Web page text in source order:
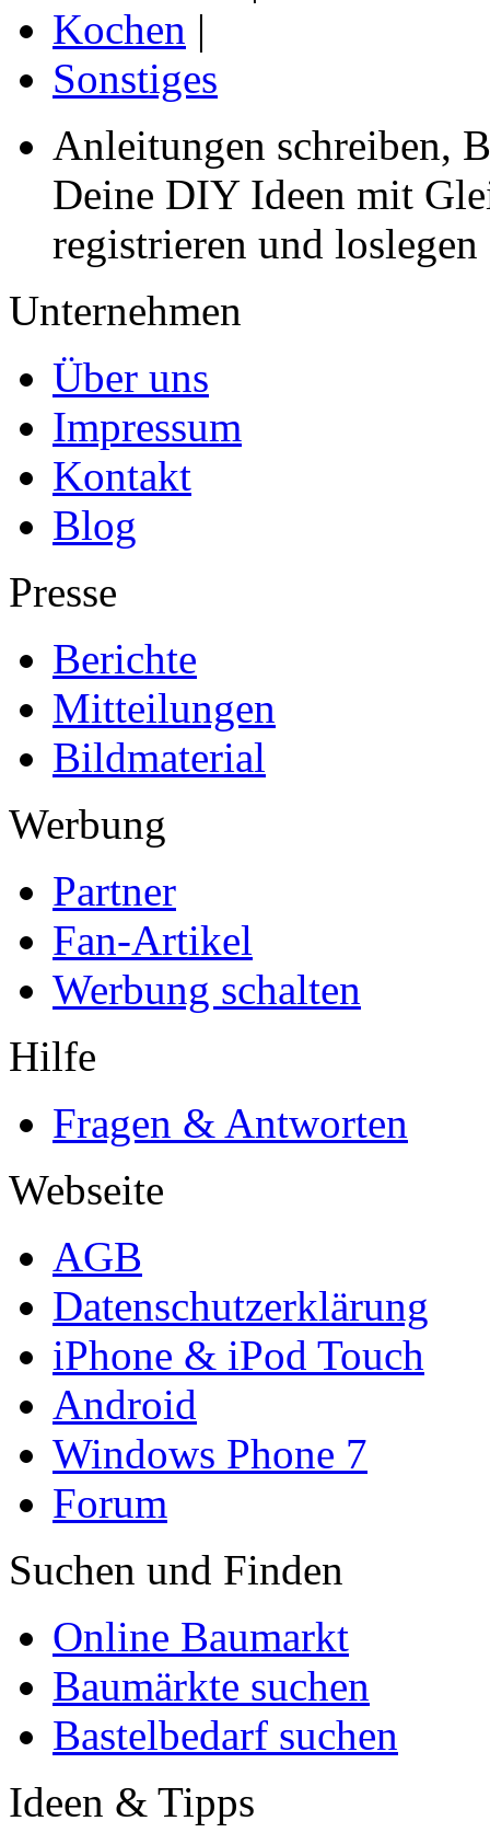
Kochen |
Sonstiges
Anleitungen schreiben,
Deine DIY Ideen mit
registrieren und loslegen
Unternehmen
Über uns
Impressum
Kontakt
Blog
Presse
Berichte
Mitteilungen
Bildmaterial
Werbung
Partner
Fan-Artikel
Werbung schalten
Hilfe
Fragen & Antworten
Webseite
AGB
Datenschutzerklärung
iPhone & iPod Touch
Android
Windows Phone 7
Forum
Suchen und Finden
Online Baumarkt
Baumärkte suchen
Bastelbedarf suchen
Ideen & Tipps